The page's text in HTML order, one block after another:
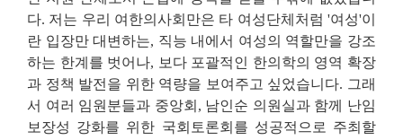
다. 저는 우리 여한의사회만은 타 여성단체처럼 '여성'이
란 입장만 대변하는, 직능 내에서 여성의 역할만을 강조
하는 한계를 벗어나, 보다 포괄적인 한의학의 영역 확장
과 정책 발전을 위한 역량을 보여주고 싶었습니다. 그래
서 여러 임원분들과 중앙회, 남인순 의원실과 함께 난임
보장성 강화를 위한 국회토론회를 성공적으로 주최할